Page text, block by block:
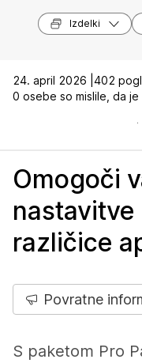
Izdelki
24. april 2026 | 402
0 osebe so mislile, da
Omogoči
različice
Povratne
S paketom Pro